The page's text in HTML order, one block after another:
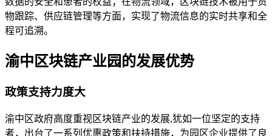
物跟踪、供应链管理等方面，实现了物流信息的实时共享和全
程可追溯。
渝中区块链产业园的发展优势
政策支持力度大
渝中区政府高度重视区块链产业的发展,犹如一位坚定的支持
者，出台了一系列优惠政策和扶持措施，为园区企业提供了良